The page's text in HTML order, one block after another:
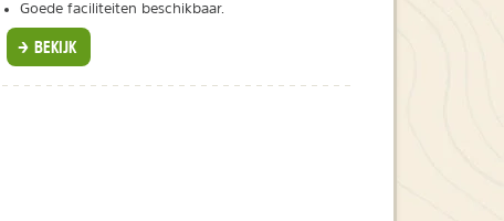
Goede faciliteiten beschikbaar.
BEKIJK